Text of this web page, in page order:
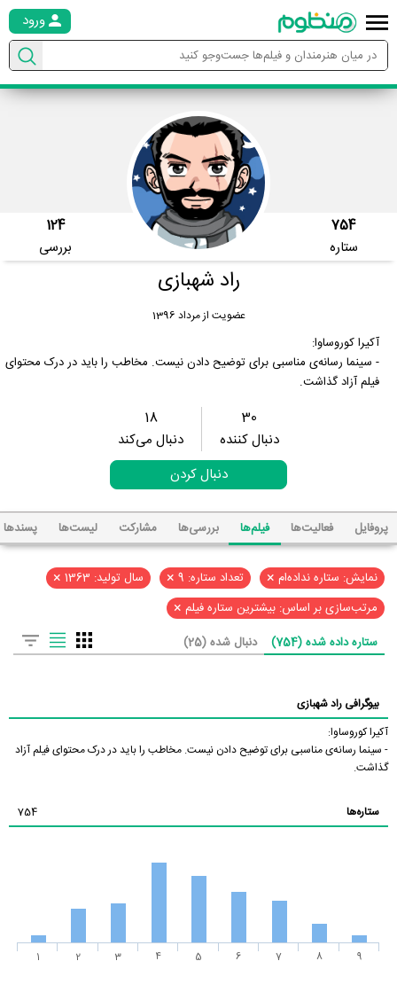
ورود
754
ستاره
124
بررسی
راد شهبازی
عضویت از مرداد 1396
آکیرا کوروساوا:
- سینما رسانه‌ی مناسبی برای توضیح دادن نیست. مخاطب را باید در درک محتوای
فیلم آزاد گذاشت.
30
دنبال کننده
18
دنبال می‌کند
دنبال کردن
پروفایل فعالیت‌ها فیلم‌ها بررسی‌ها مشارکت لیست‌ها پسند‌ها
نمایش: ستاره نداده‌ام × تعداد ستاره: 9 × سال تولید: 1363 ×
مرتب‌سازی بر اساس: بیشترین ستاره فیلم ×
ستاره داده شده (754) دنبال شده (25)
بیوگرافی راد شهبازی
آکیرا کوروساوا:
- سینما رسانه‌ی مناسبی برای توضیح دادن نیست. مخاطب را باید در درک محتوای فیلم آزاد
گذاشت.
ستاره‌ها 754
1 2 3 4 5 6 7 8 9